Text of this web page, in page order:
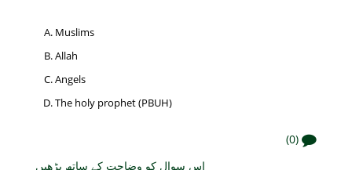
Muslims
Allah
Angels
The holy prophet (PBUH)
(0)
اس سوال کو وضاحت کے ساتھ پڑھیں